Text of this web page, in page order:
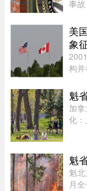
事
故
美
象
构
曼
示：
魁
加
化
平
魁
魁
月